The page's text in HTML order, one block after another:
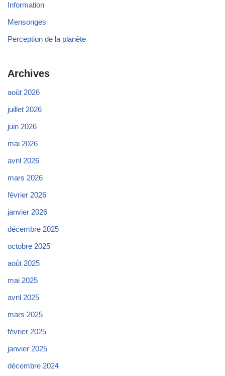
Information
Mensonges
Perception de la planète
Archives
août 2026
juillet 2026
juin 2026
mai 2026
avril 2026
mars 2026
février 2026
janvier 2026
décembre 2025
octobre 2025
août 2025
mai 2025
avril 2025
mars 2025
février 2025
janvier 2025
décembre 2024